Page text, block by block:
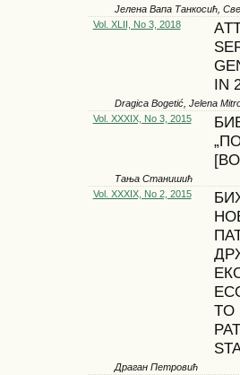
Јелена Вапа Танкосић,
Vol. XLII, No 3, 2018
IN
Dragica Bogetić, Jelena
Vol. XXXIX, No 3, 2015
Тања Станишић
Vol. XXXIX, No 2, 2015
TO
Драган Петровић